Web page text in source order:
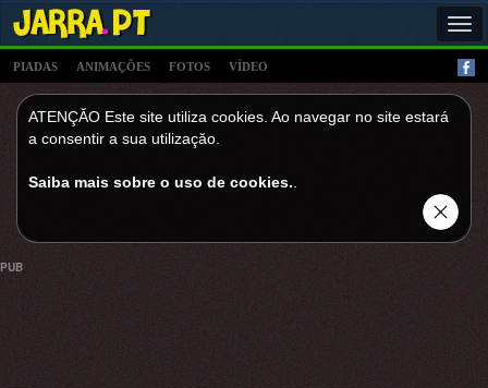
PIADAS ANIMAÇÕES FOTOS VÍDEO
ATENÇĂO Este site utiliza cookies. Ao navegar no site estará
a consentir a sua utilizaçăo.
Saiba mais sobre o uso de cookies.
PUB